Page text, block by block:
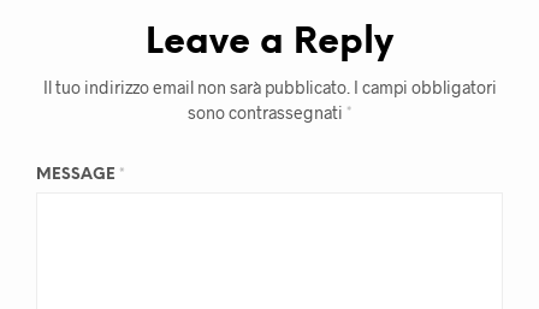
Leave a Reply
Il tuo indirizzo email non sarà pubblicato.
I campi obbligatori
sono contrassegnati *
MESSAGE *